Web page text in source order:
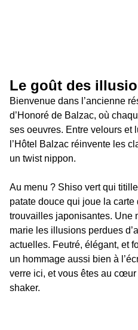
Le goût des
Bienvenue dans l’ancienne
d’Honoré de Balzac, où
ses oeuvres. Entre velours et
l’Hôtel Balzac réinvente les
un twist nippon.
Au menu ? Shiso vert qui
patate douce qui joue la carte
trouvailles japonisantes. Une
marie les illusions perdues
actuelles. Feutré, élégant, et
un hommage aussi bien à
verre ici, et vous êtes au cœur
shaker.